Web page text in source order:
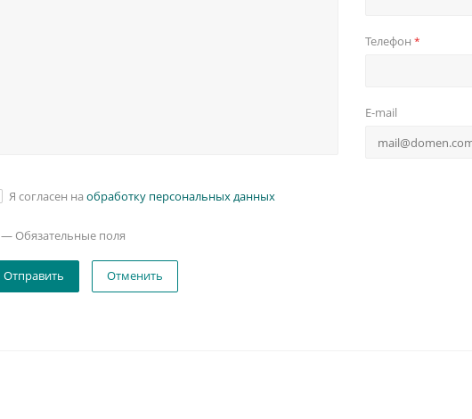
Телефон *
E-mail
Я согласен наобработку персональных данных
— Обязательные поля
Отменить